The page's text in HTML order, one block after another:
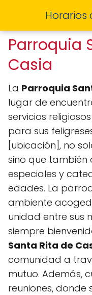
Horarios
Parroquia
Casia
La Parroquia
lugar de
servicios
para sus
[ubicación], no
sino que también
especiales y
edades. La
ambiente
unidad entre sus
siempre
Santa Rita de
comunidad a
mutuo. Además,
reuniones,